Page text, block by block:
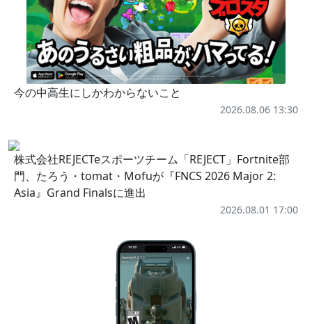
今の中高生にしかわからないこと
2026.08.06 13:30
株式会社REJECTeスポーツチーム「REJECT」Fortnite部
門、たろう・tomat・Mofuが『FNCS 2026 Major 2:
Asia』Grand Finalsに進出
2026.08.01 17:00